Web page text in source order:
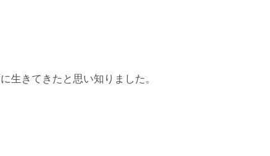
きてきたと思い知りました。